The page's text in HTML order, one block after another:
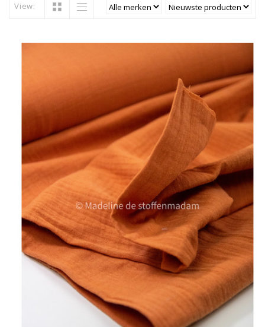
View: